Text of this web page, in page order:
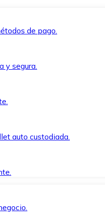
de pago.
y segura.
auto custodiada.